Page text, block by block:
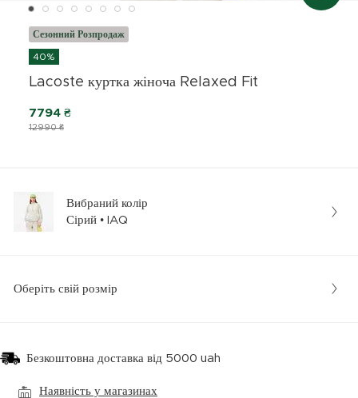
Сезонний Розпродаж
40%
Lacoste куртка жіноча Relaxed Fit
12990 ₴
7794 ₴
Вибраний колір
Сірий • IAQ
Оберіть свій розмір
Безкоштовна доставка від 5000 uah
Наявність у магазинах